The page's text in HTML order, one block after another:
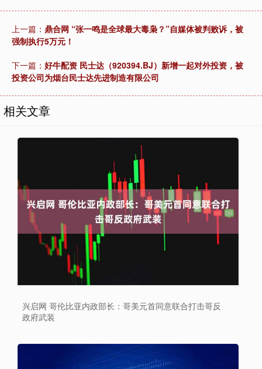
上一篇： 鼎合网 “张一鸣是全球最大毒枭？”自媒体被判败诉，被
强制执行5万元！
下一篇： 好牛配资 民士达（920394.BJ）新增一起对外投资，被
投资公司为烟台民士达先进制造有限公司
相关文章
兴启网 哥伦比亚内政部长：哥美元首同意联合打击哥反
政府武装